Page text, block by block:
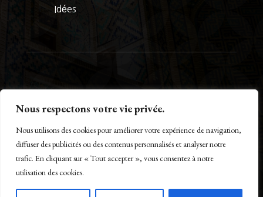
Nous respectons votre vie privée.
Nous utilisons des cookies pour améliorer votre expérience de navigation,
diffuser des publicités ou des contenus personnalisés et analyser notre
trafic. En cliquant sur « Tout accepter », vous consentez à notre
utilisation des cookies.
Idées
Créé par Maestro of IT – www.m-o-i.fr